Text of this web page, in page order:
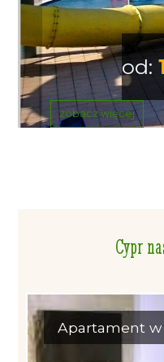
od:
zobacz więcej
Cypr
Apartament w